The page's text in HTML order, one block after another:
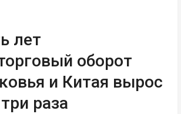
лет
оборот
и Китая вырос
раза